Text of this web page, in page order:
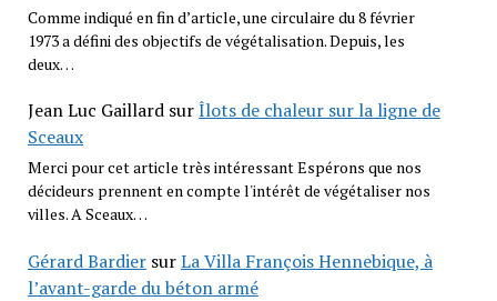
Comme indiqué en fin d’article, une circulaire du 8 février
1973 a défini des objectifs de végétalisation. Depuis, les
deux…
Jean Luc GaillardsurÎlots de chaleur sur la ligne de
Sceaux
Merci pour cet article très intéressant Espérons que nos
décideurs prennent en compte l'intérêt de végétaliser nos
villes. A Sceaux…
Gérard BardiersurLa Villa François Hennebique, à
l’avant-garde du béton armé